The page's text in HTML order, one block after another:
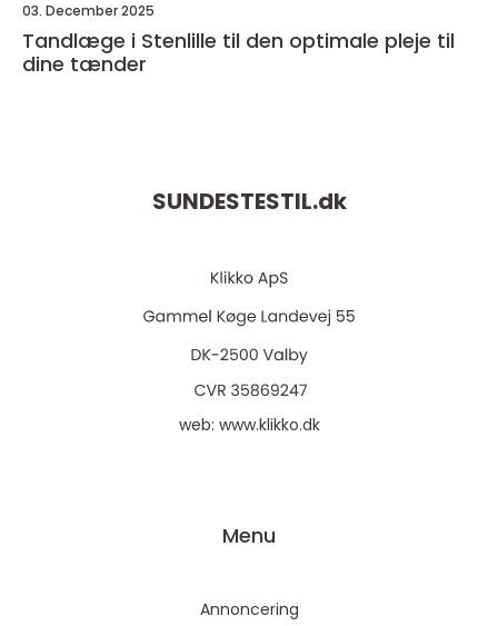
03. December 2025
Tandlæge i Stenlille til den optimale pleje til
dine tænder
SUNDESTESTIL.dk
web: www.klikko.dk
Menu
Annoncering